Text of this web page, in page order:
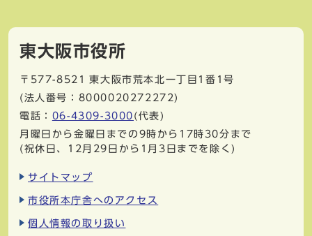
東大阪市役所
〒577-8521
東大阪市荒本北一丁目1番1号
(法人番号：8000020272272)
電話： 06-4309-3000 (代表)
月曜日から金曜日までの9時から17時30分まで
(祝休日、12月29日から1月3日までを除く)
サイトマップ
市役所本庁舎へのアクセス
個人情報の取り扱い